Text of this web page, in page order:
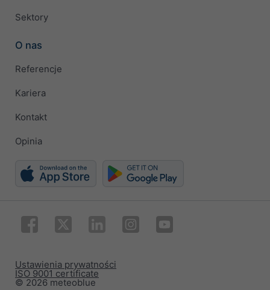
Sektory
O nas
Referencje
Kariera
Kontakt
Opinia
© 2026 meteoblue
ISO 9001 certificate
Ustawienia prywatności